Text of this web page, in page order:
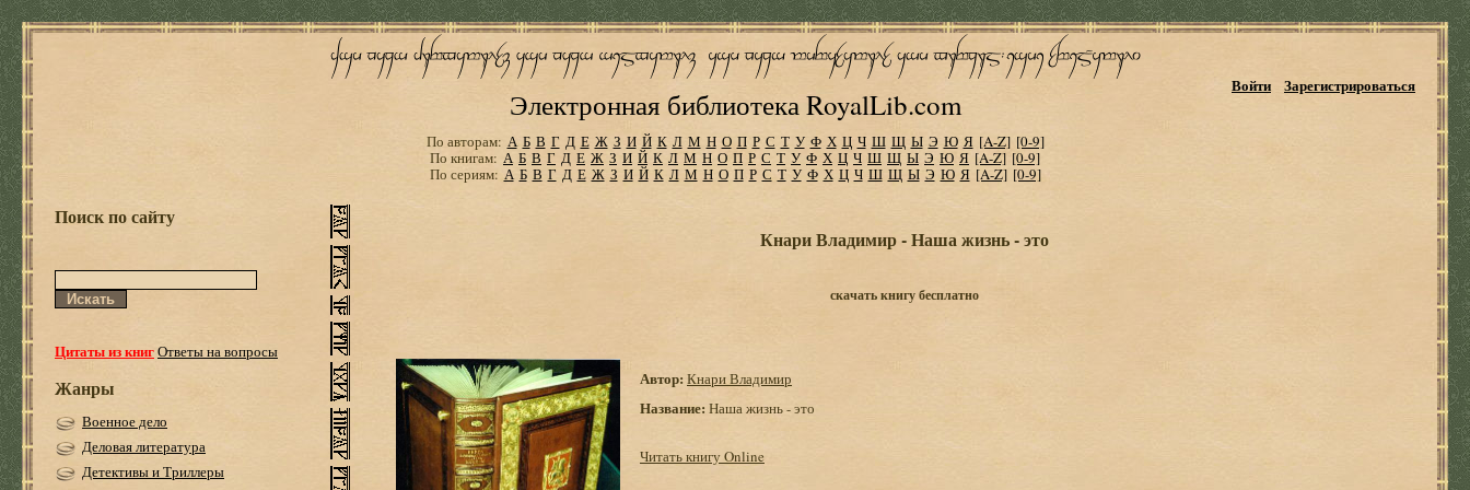
Электронная библиотека RoyalLib.com
Войти Зарегистрироваться
По авторам: А Б В Г Д Е Ж З И Й К Л М Н О П Р С Т У Ф Х Ц Ч Ш Щ Ы Э Ю Я [A-Z] [0-9]
По книгам: А Б В Г Д Е Ж З И Й К Л М Н О П Р С Т У Ф Х Ц Ч Ш Щ Ы Э Ю Я [A-Z] [0-9]
По сериям: А Б В Г Д Е Ж З И Й К Л М Н О П Р С Т У Ф Х Ц Ч Ш Щ Ы Э Ю Я [A-Z] [0-9]
Поиск по сайту
Цитаты из книгОтветы на вопросы
Жанры
Военное дело
Деловая литература
Детективы и Триллеры
Кнари Владимир - Наша жизнь - это
скачать книгу бесплатно
Автор: Кнари Владимир
Название: Наша жизнь - это
Читать книгу Online